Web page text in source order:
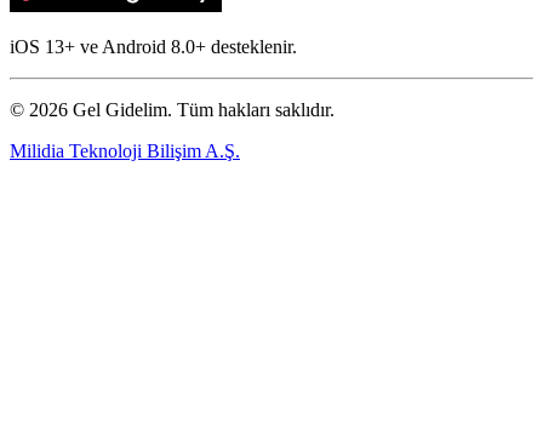
iOS 13+ ve Android 8.0+ desteklenir.
© 2026 Gel Gidelim. Tüm hakları saklıdır.
Milidia Teknoloji Bilişim A.Ş.